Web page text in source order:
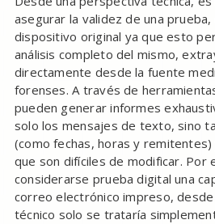
asegurar la validez de una prueba,
dispositivo original ya que esto
análisis completo del mismo,
directamente desde la fuente
forenses. A través de
pueden generar informes
solo los mensajes de texto, sino
(como fechas, horas y
que son difíciles de modificar. Por
considerarse prueba digital una
correo electrónico impreso,
técnico solo se trataría